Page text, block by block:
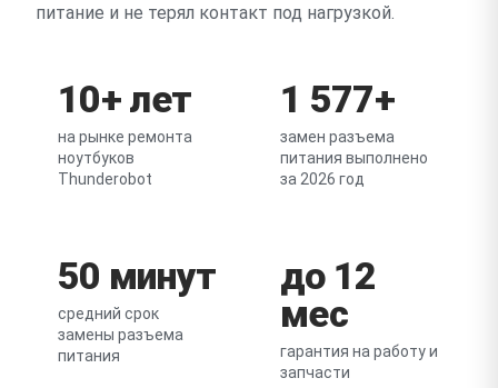
питание и не терял контакт под нагрузкой.
10+ лет
на рынке ремонта
ноутбуков
Thunderobot
1 577+
замен разъема
питания выполнено
за 2026 год
50 минут
средний срок
замены разъема
питания
до 12
мес
гарантия на работу и
запчасти